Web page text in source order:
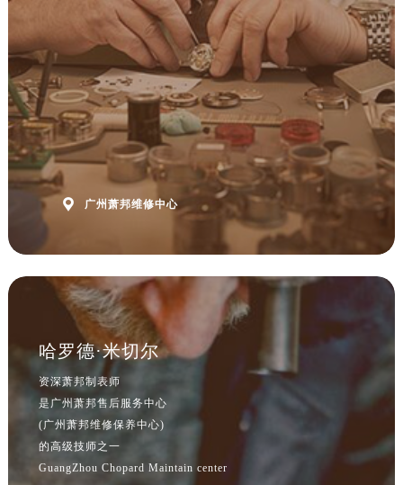
 广州萧邦维修中心
哈罗德·米切尔
资深萧邦制表师
是广州萧邦售后服务中心
(广州萧邦维修保养中心)
的高级技师之一
GuangZhou Chopard Maintain center